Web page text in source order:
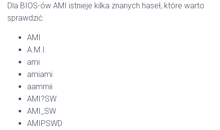
Dla BIOS-ów AMI istnieje kilka znanych haseł, które warto
sprawdzić:
AMI
A.M.I.
ami
amiami
aammii
AMI?SW
AMI_SW
AMIPSWD